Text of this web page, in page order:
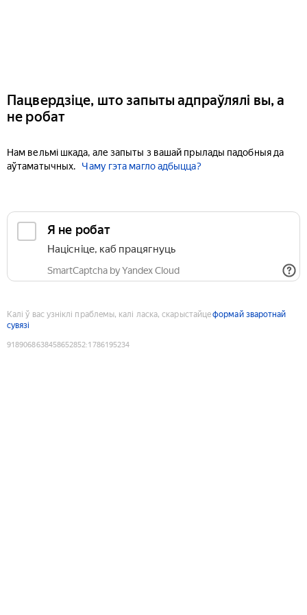
Пацвердзіце, што запыты адпраўлялі вы, а
не робат
Нам вельмі шкада, але запыты з вашай прылады падобныя да
аўтаматычных.
Чаму гэта магло адбыцца?
Я не робат
Націсніце, каб працягнуць
SmartCaptcha by Yandex Cloud
Калі ў вас узніклі праблемы, калі ласка, скарыстайцеформай зваротнай
сувязі
9189068638458652852:1786195234